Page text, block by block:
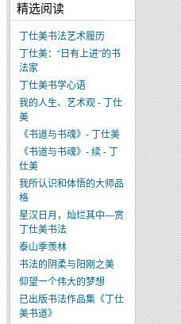
精选阅读
丁仕美书法艺术履历
丁仕美：“日有上进”的书
法家
丁仕美书学心语
我的人生、艺术观 - 丁仕
美
《书道与书魂》- 丁仕美
《书道与书魂》- 续 - 丁
仕美
我所认识和体悟的大师品
格
星汉日月，灿烂其中—赏
丁仕美书法
泰山季羡林
书法的阴柔与阳刚之美
仰望一个伟大的梦想
已出版书法作品集《丁仕
美书道》